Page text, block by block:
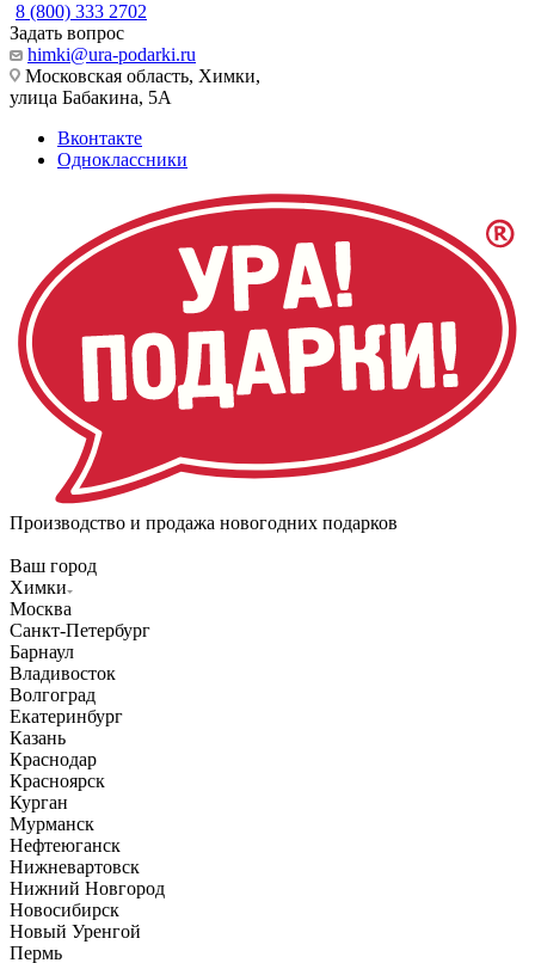
8 (800) 333 2702
Задать вопрос
himki@ura-podarki.ru
Московская область, Химки,
улица Бабакина, 5А
Вконтакте
Одноклассники
Производство и продажа новогодних подарков
Ваш город
Химки
Москва
Санкт-Петербург
Барнаул
Владивосток
Волгоград
Екатеринбург
Казань
Краснодар
Красноярск
Курган
Мурманск
Нефтеюганск
Нижневартовск
Нижний Новгород
Новосибирск
Новый Уренгой
Пермь